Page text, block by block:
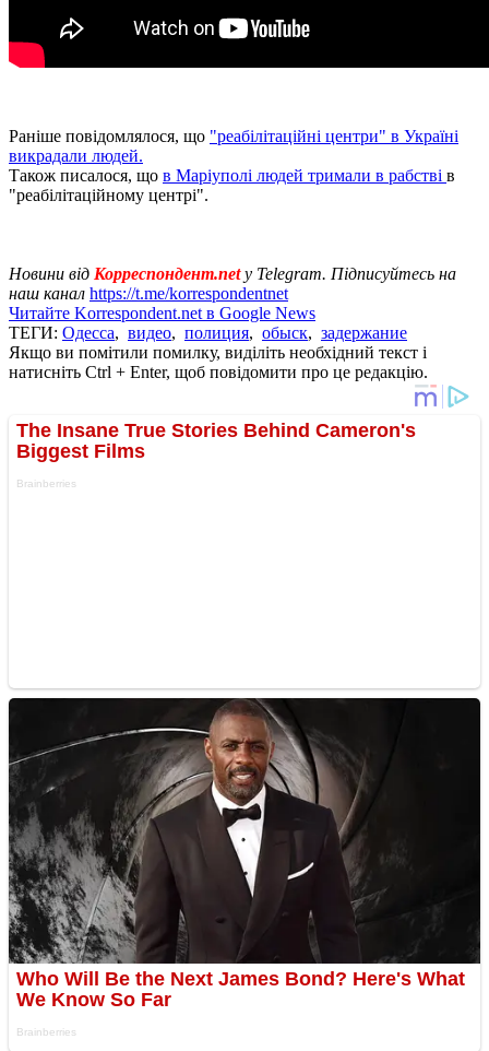
Раніше повідомлялося, що "реабілітаційні центри" в Україні
викрадали людей.
Також писалося, що в Маріуполі людей тримали в рабстві в
"реабілітаційному центрі".
Новини від Корреспондент.net у Telegram. Підписуйтесь на
наш канал https://t.me/korrespondentnet
Читайте Korrespondent.net в Google News
ТЕГИ: Одесса, видео, полиция, обыск, задержание
Якщо ви помітили помилку, виділіть необхідний текст і
натисніть Ctrl + Enter, щоб повідомити про це редакцію.